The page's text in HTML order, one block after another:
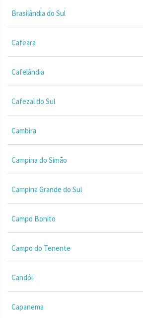
Brasilândia do Sul
Cafeara
Cafelândia
Cafezal do Sul
Cambira
Campina do Simão
Campina Grande do Sul
Campo Bonito
Campo do Tenente
Candói
Capanema